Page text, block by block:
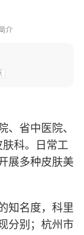
介
省中医院、
科。日常工
展多种皮肤美
名度，科里
分别；杭州市